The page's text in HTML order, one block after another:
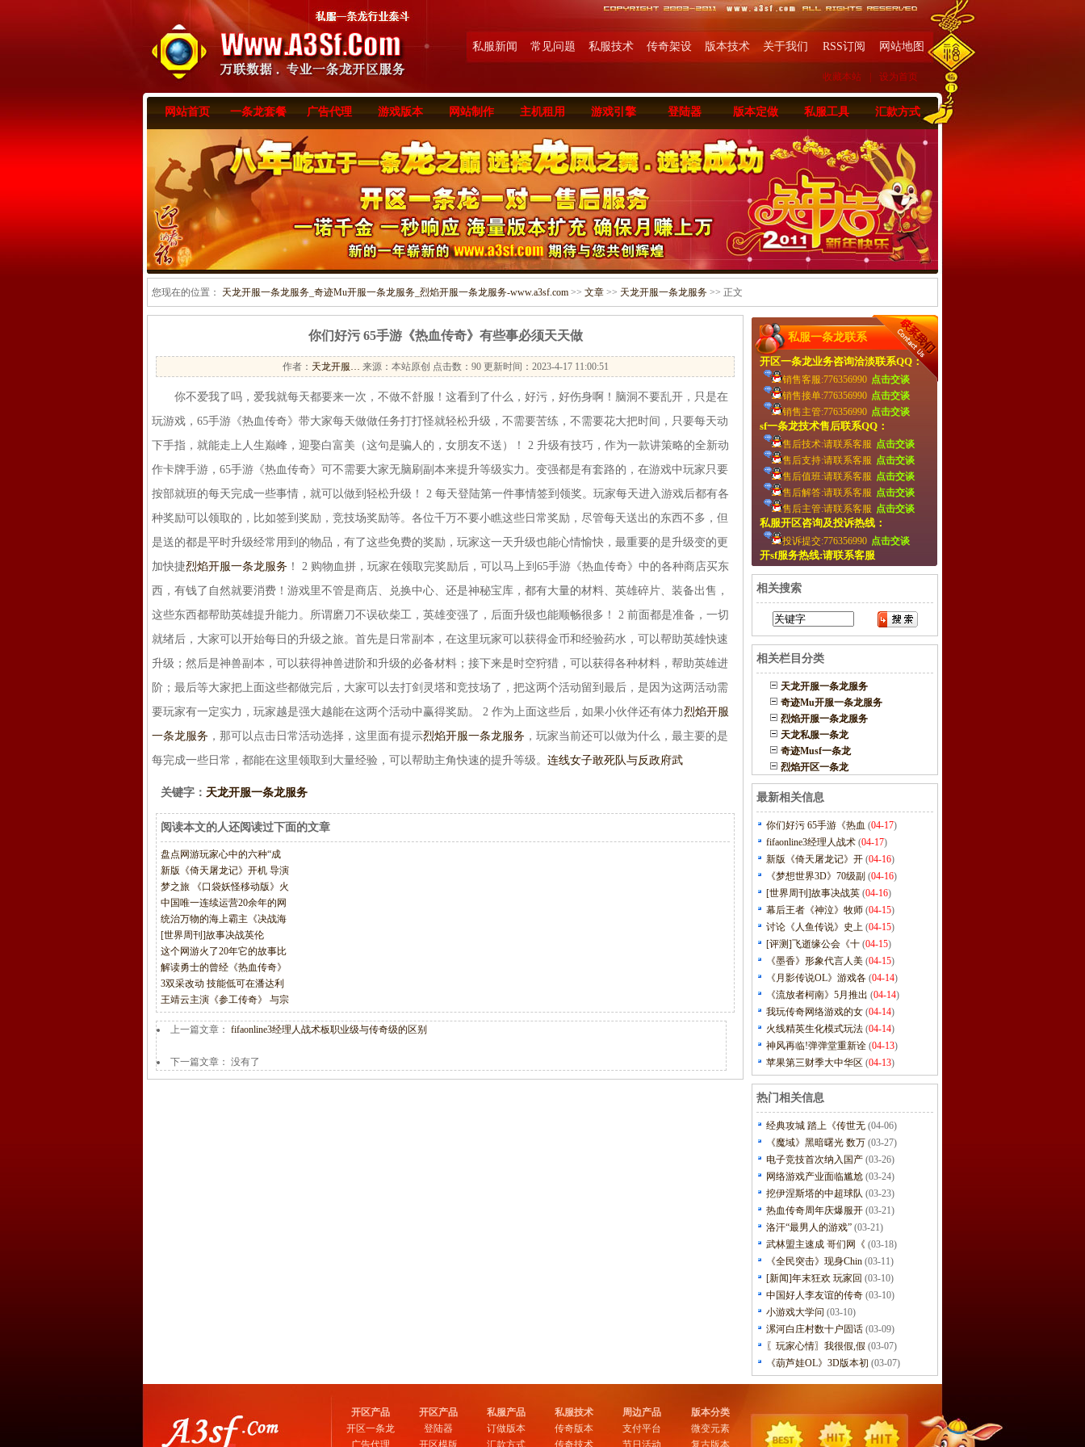
私服新闻 常见问题 私服技术 传奇架设 版本技术 关于我们 RSS订阅 网站地图
收藏本站 设为首页
网站首页 一条龙套餐 广告代理 游戏版本 网站制作 主机租用 游戏引擎 登陆器 版本定做 私服工具 汇款方式
您现在的位置： 天龙开服一条龙服务_奇迹Mu开服一条龙服务_烈焰开服一条龙服务-www.a3sf.com >> 文章 >> 天龙开服一条龙服务 >> 正文
你们好污 65手游《热血传奇》有些事必须天天做
作者： 天龙开服… 来源：本站原创 点击数： 90 更新时间：2023-4-17 11:00:51
你不爱我了吗，爱我就每天都要来一次，不做不舒服！这看到了什么，好污，好伤身啊！脑洞不要乱开，只是在
玩游戏，65手游《热血传奇》带大家每天做做任务打打怪就轻松升级，不需要苦练，不需要花大把时间，只要每天动
下手指，就能走上人生巅峰，迎娶白富美（这句是骗人的，女朋友不送）！ 2 升级有技巧，作为一款讲策略的全新动
作卡牌手游，65手游《热血传奇》可不需要大家无脑刷副本来提升等级实力。变强都是有套路的，在游戏中玩家只要
按部就班的每天完成一些事情，就可以做到轻松升级！ 2 每天登陆第一件事情签到领奖。玩家每天进入游戏后都有各
种奖励可以领取的，比如签到奖励，竞技场奖励等。各位千万不要小瞧这些日常奖励，尽管每天送出的东西不多，但
是送的都是平时升级经常用到的物品，有了这些免费的奖励，玩家这一天升级也能心情愉快，最重要的是升级变的更
加快捷烈焰开服一条龙服务 ！ 2 购物血拼，玩家在领取完奖励后，可以马上到65手游《热血传奇》中的各种商店买东
西，有钱了自然就要消费！游戏里不管是商店、兑换中心、还是神秘宝库，都有大量的材料、英雄碎片、装备出售，
这些东西都帮助英雄提升能力。所谓磨刀不误砍柴工，英雄变强了，后面升级也能顺畅很多！ 2 前面都是准备，一切
就绪后，大家可以开始每日的升级之旅。首先是日常副本，在这里玩家可以获得金币和经验药水，可以帮助英雄快速
升级；然后是神兽副本，可以获得神兽进阶和升级的必备材料；接下来是时空狩猎，可以获得各种材料，帮助英雄进
阶；最后等大家把上面这些都做完后，大家可以去打剑灵塔和竞技场了，把这两个活动留到最后，是因为这两活动需
要玩家有一定实力，玩家越是强大越能在这两个活动中赢得奖励。 2 作为上面这些后，如果小伙伴还有体力烈焰开服
一条龙服务 ，那可以点击日常活动选择，这里面有提示烈焰开服一条龙服务 ，玩家当前还可以做为什么，最主要的是
每完成一些日常，都能在这里领取到大量经验，可以帮助主角快速的提升等级。 连线女子敢死队与反政府武
关键字： 天龙开服一条龙服务
阅读本文的人还阅读过下面的文章
盘点网游玩家心中的六种“成
新版《倚天屠龙记》开机 导演
梦之旅 《口袋妖怪移动版》火
中国唯一连续运营20余年的网
统治万物的海上霸主《决战海
[世界周刊]故事决战英伦
这个网游火了20年它的故事比
解读勇士的曾经《热血传奇》
3双采改动 技能低可在潘达利
王靖云主演《参工传奇》 与宗
上一篇文章： fifaonline3经理人战术板职业级与传奇级的区别
下一篇文章： 没有了
私服一条龙联系
开区一条龙业务咨询洽淡联系QQ：
销售客服:776356990 点击交谈
销售接单:776356990 点击交谈
销售主管:776356990 点击交谈
sf一条龙技术售后联系QQ：
售后技术:请联系客服 点击交谈
售后支持:请联系客服 点击交谈
售后值班:请联系客服 点击交谈
售后解答:请联系客服 点击交谈
售后主管:请联系客服 点击交谈
私服开区咨询及投诉热线：
投诉提交:776356990 点击交谈
开sf服务热线:请联系客服
相关搜索
相关栏目分类
天龙开服一条龙服务
奇迹Mu开服一条龙服务
烈焰开服一条龙服务
天龙私服一条龙
奇迹Musf一条龙
烈焰开区一条龙
最新相关信息
你们好污 65手游《热血 (04-17)
fifaonline3经理人战术 (04-17)
新版《倚天屠龙记》开 (04-16)
《梦想世界3D》70级副 (04-16)
[世界周刊]故事决战英 (04-16)
幕后王者《神泣》牧师 (04-15)
讨论《人鱼传说》史上 (04-15)
[评测]飞逝缘公会《十 (04-15)
《墨香》形象代言人美 (04-15)
《月影传说OL》游戏各 (04-14)
《流放者柯南》5月推出 (04-14)
我玩传奇网络游戏的女 (04-14)
火线精英生化模式玩法 (04-14)
神风再临!弹弹堂重新诠 (04-13)
苹果第三财季大中华区 (04-13)
热门相关信息
经典攻城 踏上《传世无 (04-06)
《魔域》黑暗曙光 数万 (03-27)
电子竞技首次纳入国产 (03-26)
网络游戏产业面临尴尬 (03-24)
挖伊涅斯塔的中超球队 (03-23)
热血传奇周年庆爆服开 (03-21)
洛汗“最男人的游戏” (03-21)
武林盟主速成 哥们网《 (03-18)
《全民突击》现身Chin (03-11)
[新闻]年末狂欢 玩家回 (03-10)
中国好人李友谊的传奇 (03-10)
小游戏大学问 (03-10)
漯河白庄村数十户固话 (03-09)
〖玩家心情〗我很假,假 (03-07)
《葫芦娃OL》3D版本初 (03-07)
开区产品
开区一条龙
广告代理
开区产品
登陆器
开区模版
私服产品
订做版本
汇款方式
私服技术
传奇版本
传奇技术
周边产品
支付平台
节日活动
版本分类
微变元素
复古版本